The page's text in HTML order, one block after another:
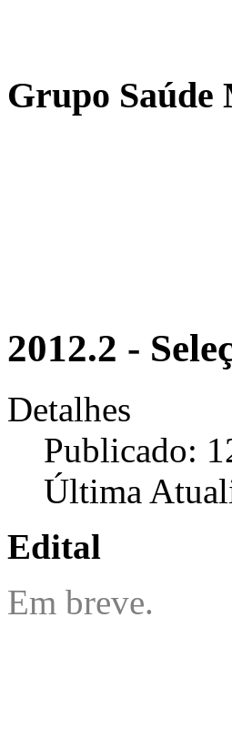
Grupo Saúde
2012.2 -
Detalhes
Publicado:
Última
Edital
Em breve.